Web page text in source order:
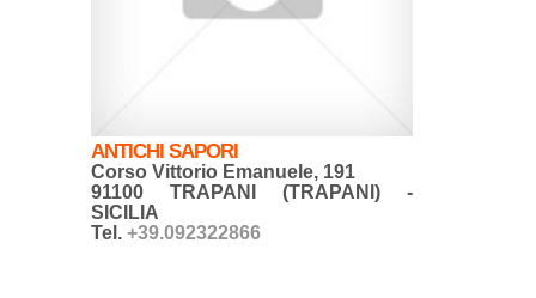
ANTICHI SAPORI
Corso Vittorio Emanuele, 191
91100 TRAPANI (TRAPANI) -
SICILIA
Tel. +39.092322866